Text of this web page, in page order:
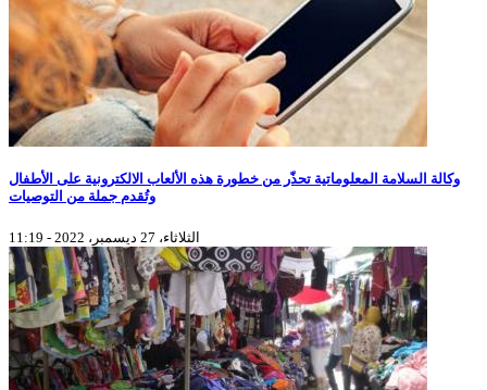
وكالة السلامة المعلوماتية تحذّر من خطورة هذه الألعاب الالكترونية على الأطفال
وتُقدم جملة من التوصيات
الثلاثاء، 27 ديسمبر، 2022 - 11:19